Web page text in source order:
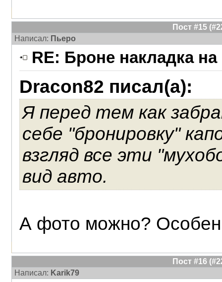
Пост #15
Написал: Пьеро
RE: Броне накладка
Dracon82 писал(а):
Я перед тем как
себе "бронировку"
взгляд все эти
вид авто.
А фото можно?
Пост #16
Написал: Karik79